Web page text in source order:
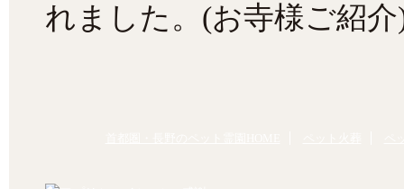
れました。(お寺様ご紹介